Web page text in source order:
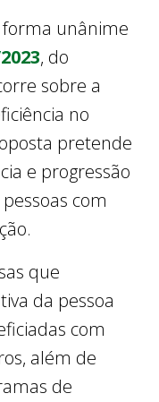
forma unânime
, do
sobre a
no
pretende
e progressão
com
que
da pessoa
com
além de
de